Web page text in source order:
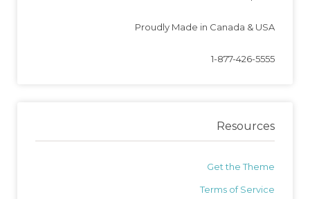
Proudly Made in Canada & USA
1-877-426-5555
Resources
Get the Theme
Terms of Service